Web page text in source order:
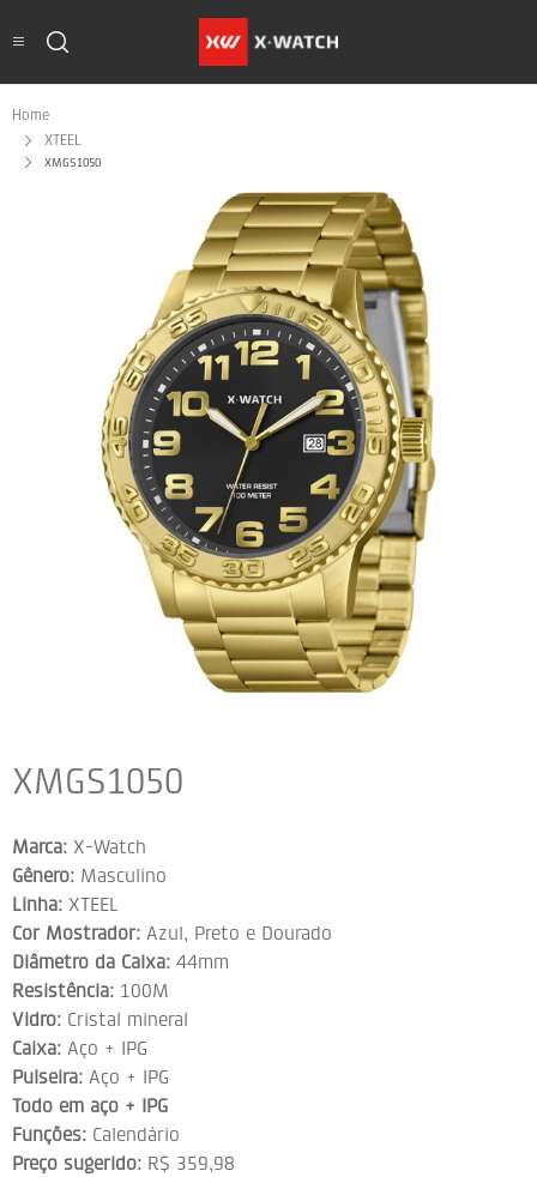
Home
XTEEL
XMGS1050
XMGS1050
Marca: X-Watch
Gênero: Masculino
Linha: XTEEL
Cor Mostrador: Azul, Preto e Dourado
Diâmetro da Caixa: 44mm
Resistência: 100M
Vidro: Cristal mineral
Caixa: Aço + IPG
Pulseira: Aço + IPG
Todo em aço + IPG
Funções: Calendário
Preço sugerido: R$ 359,98